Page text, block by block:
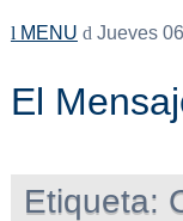
MENU Jueves
El
Etiqueta: